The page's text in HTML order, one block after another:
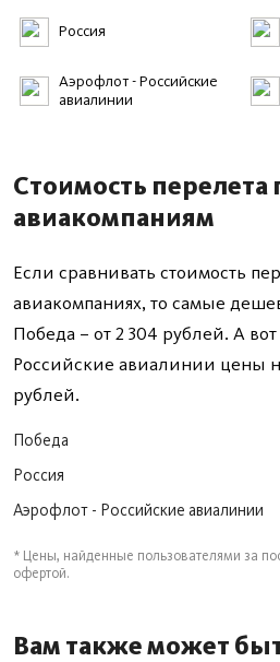
Россия
Аэрофлот - Российские
авиалинии
Стоимость перелета
авиакомпаниям
Если сравнивать стоимость
авиакомпаниях, то самые
Победа – от 2 304 рублей. А
Российские авиалинии цены
рублей.
Победа
Россия
Аэрофлот - Российские авиалинии
* Цены, найденные пользователями за
офертой.
Вам также может